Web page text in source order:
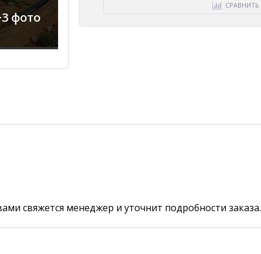
фото
СРАВНИТЬ
свяжется менеджер и уточнит подробности заказа.